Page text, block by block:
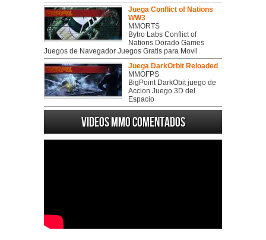
Juega Conflict of Nations
WW3
MMORTS
Bytro Labs Conflict of
Nations Dorado Games
Juegos de Navegador Juegos Gratis para Movil
Juega DarkOrbit Reloaded
MMOFPS
BigPoint DarkObit juego de
Accion Juego 3D del
Espacio
Videos MMO Comentados